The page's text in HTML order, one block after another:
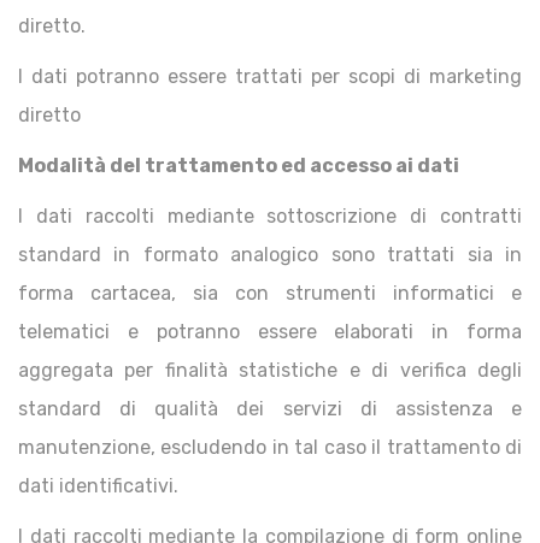
diretto.
I dati potranno essere trattati per scopi di marketing
diretto
Modalità del trattamento ed accesso ai dati
I dati raccolti mediante sottoscrizione di contratti
standard in formato analogico sono trattati sia in
forma cartacea, sia con strumenti informatici e
telematici e potranno essere elaborati in forma
aggregata per finalità statistiche e di verifica degli
standard di qualità dei servizi di assistenza e
manutenzione, escludendo in tal caso il trattamento di
dati identificativi.
I dati raccolti mediante la compilazione di form online